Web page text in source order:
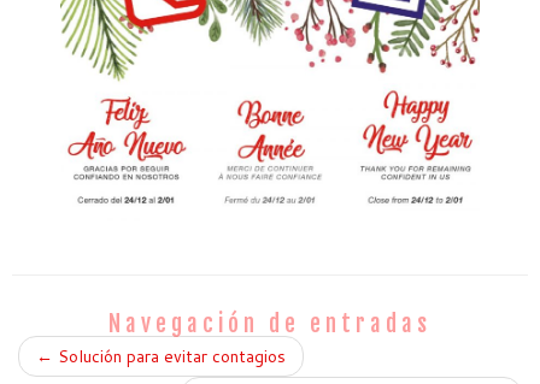
Navegación de entradas
← Solución para evitar contagios